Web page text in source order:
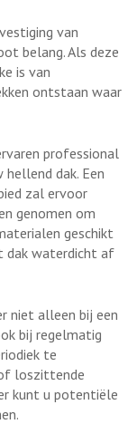
van
belang. Als deze
is van
ontstaan waar
professional
dak. Een
zal ervoor
genomen om
geschikt
dak waterdicht af
niet alleen bij een
bij regelmatig
te
loszittende
kunt u potentiële